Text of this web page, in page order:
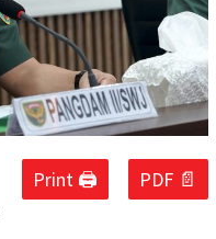
Print 🖨 PDF 📄